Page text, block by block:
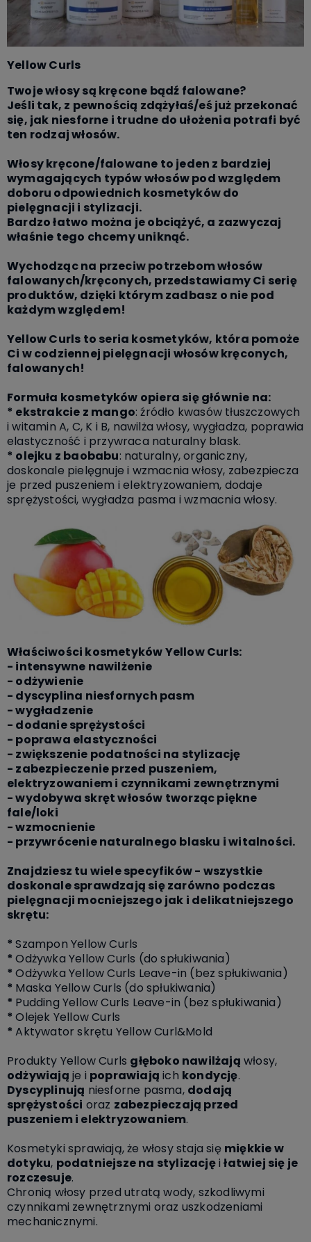
Yellow Curls
Twoje włosy są kręcone bądź falowane?
Jeśli tak, z pewnością zdążyłaś/eś już przekonać
się, jak niesforne i trudne do ułożenia potrafi być
ten rodzaj włosów.
Włosy kręcone/falowane to jeden z bardziej
wymagających typów włosów pod względem
doboru odpowiednich kosmetyków do
pielęgnacji i stylizacji.
Bardzo łatwo można je obciążyć, a zazwyczaj
właśnie tego chcemy uniknąć.
Wychodząc na przeciw potrzebom włosów
falowanych/kręconych, przedstawiamy Ci serię
produktów, dzięki którym zadbasz o nie pod
każdym względem!
Yellow Curls to seria kosmetyków, która pomoże
Ci w codziennej pielęgnacji włosów kręconych,
falowanych!
Formuła kosmetyków opiera się głównie na:
* ekstrakcie z mango: źródło kwasów tłuszczowych
i witamin A, C, K i B, nawilża włosy, wygładza, poprawia
elastyczność i przywraca naturalny blask.
* olejku z baobabu: naturalny, organiczny,
doskonale pielęgnuje i wzmacnia włosy, zabezpiecza
je przed puszeniem i elektryzowaniem, dodaje
sprężystości, wygładza pasma i wzmacnia włosy.
Właściwości kosmetyków Yellow Curls:
- intensywne nawilżenie
- odżywienie
- dyscyplina niesfornych pasm
- wygładzenie
- dodanie sprężystości
- poprawa elastyczności
- zwiększenie podatności na stylizację
- zabezpieczenie przed puszeniem,
elektryzowaniem i czynnikami zewnętrznymi
- wydobywa skręt włosów tworząc piękne
fale/loki
- wzmocnienie
- przywrócenie naturalnego blasku i witalności.
Znajdziesz tu wiele specyfików - wszystkie
doskonale sprawdzają się zarówno podczas
pielęgnacji mocniejszego jak i delikatniejszego
skrętu:
*Szampon Yellow Curls
*Odżywka Yellow Curls (do spłukiwania)
*Odżywka Yellow Curls Leave-in (bez spłukiwania)
* Maska Yellow Curls (do spłukiwania)
* Pudding Yellow Curls Leave-in (bez spłukiwania)
*Olejek Yellow Curls
*Aktywator skrętu Yellow Curl&Mold
Produkty Yellow Curls głęboko nawilżają włosy,
odżywiają je i poprawiają ich kondycję.
Dyscyplinują niesforne pasma, dodają
sprężystości oraz zabezpieczają przed
puszeniem i elektryzowaniem.
Kosmetyki sprawiają, że włosy staja się miękkie w
dotyku, podatniejsze na stylizacjęiłatwiej się je
rozczesuje.
Chronią włosy przed utratą wody, szkodliwymi
czynnikami zewnętrznymi oraz uszkodzeniami
mechanicznymi.